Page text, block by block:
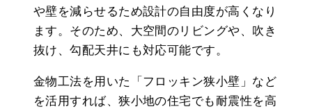
や壁を減らせるため設計の自由度が高くなり
ます。そのため、大空間のリビングや、吹き
抜け、勾配天井にも対応可能です。
金物工法を用いた「フロッキン狭小壁」など
を活用すれば、狭小地の住宅でも耐震性を高